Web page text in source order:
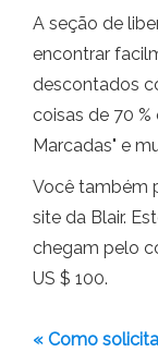
A seção de
encontrar
descontados
coisas de 70
Marcadas" e
Você também
site da Blair.
chegam pelo
US $ 100.
« Como